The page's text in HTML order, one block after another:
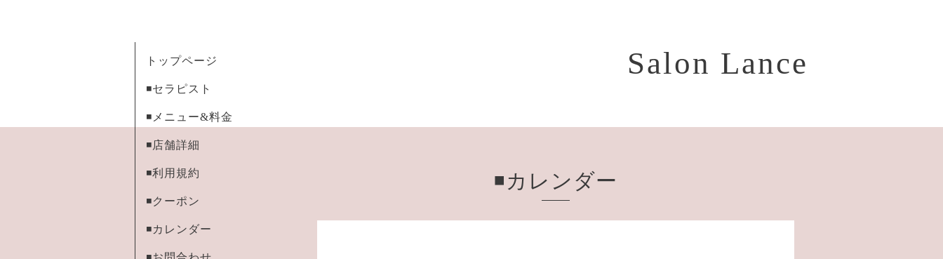
Salon Lance
トップページ
◾️セラピスト
◾️メニュー&料金
◾️店舗詳細
◾️利用規約
◾️クーポン
◾️カレンダー
◾️カレンダー